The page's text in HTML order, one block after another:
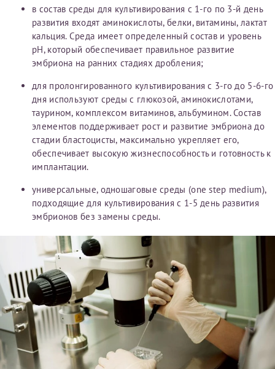
в состав среды для культивирования с 1-го по 3-й день
развития входят аминокислоты, белки, витамины, лактат
кальция. Среда имеет определенный состав и уровень
pH, который обеспечивает правильное развитие
эмбриона на ранних стадиях дробления;
для пролонгированного культивирования с 3-го до 5-6-го
дня используют среды с глюкозой, аминокислотами,
таурином, комплексом витаминов, альбумином. Состав
элементов поддерживает рост и развитие эмбриона до
стадии бластоцисты, максимально укрепляет его,
обеспечивает высокую жизнеспособность и готовность к
имплантации.
универсальные, одношаговые среды (one step medium),
подходящие для культивирования с 1-5 день развития
эмбрионов без замены среды.